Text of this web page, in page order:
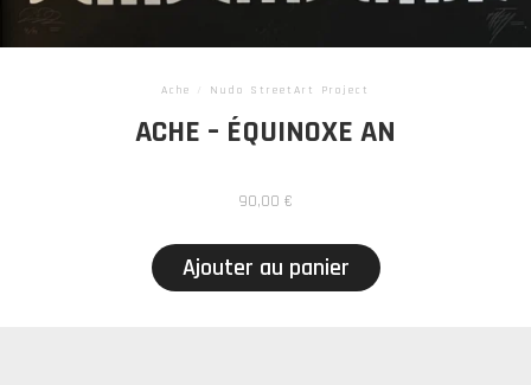
Ache Nudo StreetArt Project
ACHE – ÉQUINOXE AN
90,00 €
Ajouter au panier